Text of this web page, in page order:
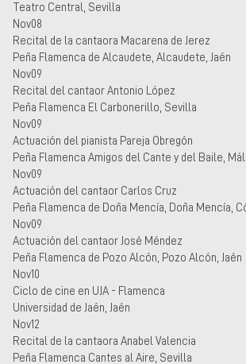
Teatro Central, Sevilla
Nov08
Recital de la cantaora Macarena de Jerez
Peña Flamenca de Alcaudete, Alcaudete, Jaén
Nov09
Recital del cantaor Antonio López
Peña Flamenca El Carbonerillo, Sevilla
Nov09
Actuación del pianista Pareja Obregón
Peña Flamenca Amigos del Cante y del Baile,
Nov09
Actuación del cantaor Carlos Cruz
Peña Flamenca de Doña Mencía, Doña Mencía,
Nov09
Actuación del cantaor José Méndez
Peña Flamenca de Pozo Alcón, Pozo Alcón, Jaén
Nov10
Ciclo de cine en UJA - Flamenca
Universidad de Jaén, Jaén
Nov12
Recital de la cantaora Anabel Valencia
Peña Flamenca Cantes al Aire, Sevilla